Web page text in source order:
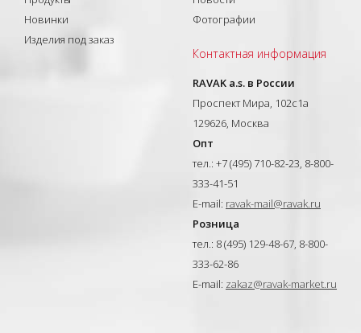
Новинки
Изделия под заказ
Фотографии
Контактная информация
RAVAK a.s. в России
Проспект Мира, 102с1а
129626, Москва
Опт
тел.: +7 (495) 710-82-23, 8-800-
333-41-51
E-mail: ravak-mail@ravak.ru
Розница
тел.: 8 (495) 129-48-67, 8-800-
333-62-86
E-mail: zakaz@ravak-market.ru